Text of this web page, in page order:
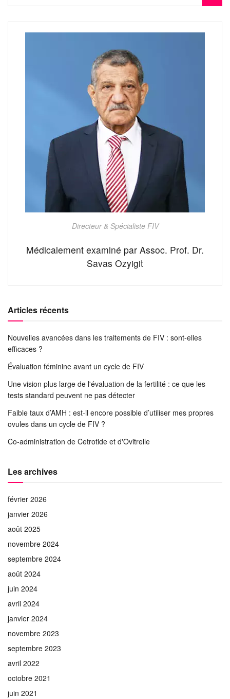
Directeur & Spécialiste FIV
Médicalement examiné par Assoc. Prof. Dr.
Savas Ozyigit
Articles récents
Nouvelles avancées dans les traitements de FIV : sont-elles
efficaces ?
Évaluation féminine avant un cycle de FIV
Une vision plus large de l'évaluation de la fertilité : ce que les
tests standard peuvent ne pas détecter
Faible taux d’AMH : est-il encore possible d’utiliser mes propres
ovules dans un cycle de FIV ?
Co-administration de Cetrotide et d'Ovitrelle
Les archives
février 2026
janvier 2026
août 2025
novembre 2024
septembre 2024
août 2024
juin 2024
avril 2024
janvier 2024
novembre 2023
septembre 2023
avril 2022
octobre 2021
juin 2021